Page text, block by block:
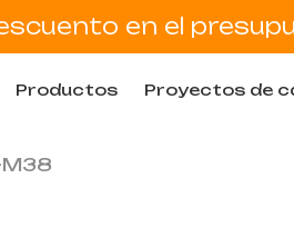
en el
Productos Proyectos de
M38